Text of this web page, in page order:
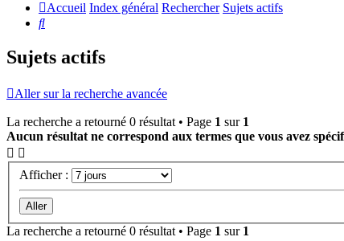
Accueil Index général Rechercher Sujets actifs
Rechercher
Sujets actifs
Aller sur la recherche avancée
La recherche a retourné 0 résultat • Page 1 sur 1
Aucun résultat ne correspond aux termes que vous avez
Afficher :
La recherche a retourné 0 résultat • Page 1 sur 1